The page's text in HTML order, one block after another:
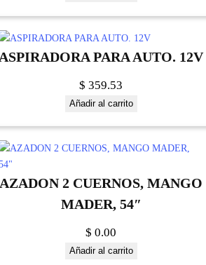
PARA AUTO. 12V
$ 359.53
Añadir al carrito
AZADON 2 CUERNOS, MANGO
MADER, 54″
$ 0.00
Añadir al carrito